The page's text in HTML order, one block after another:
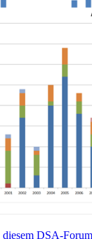
diesem DSA-